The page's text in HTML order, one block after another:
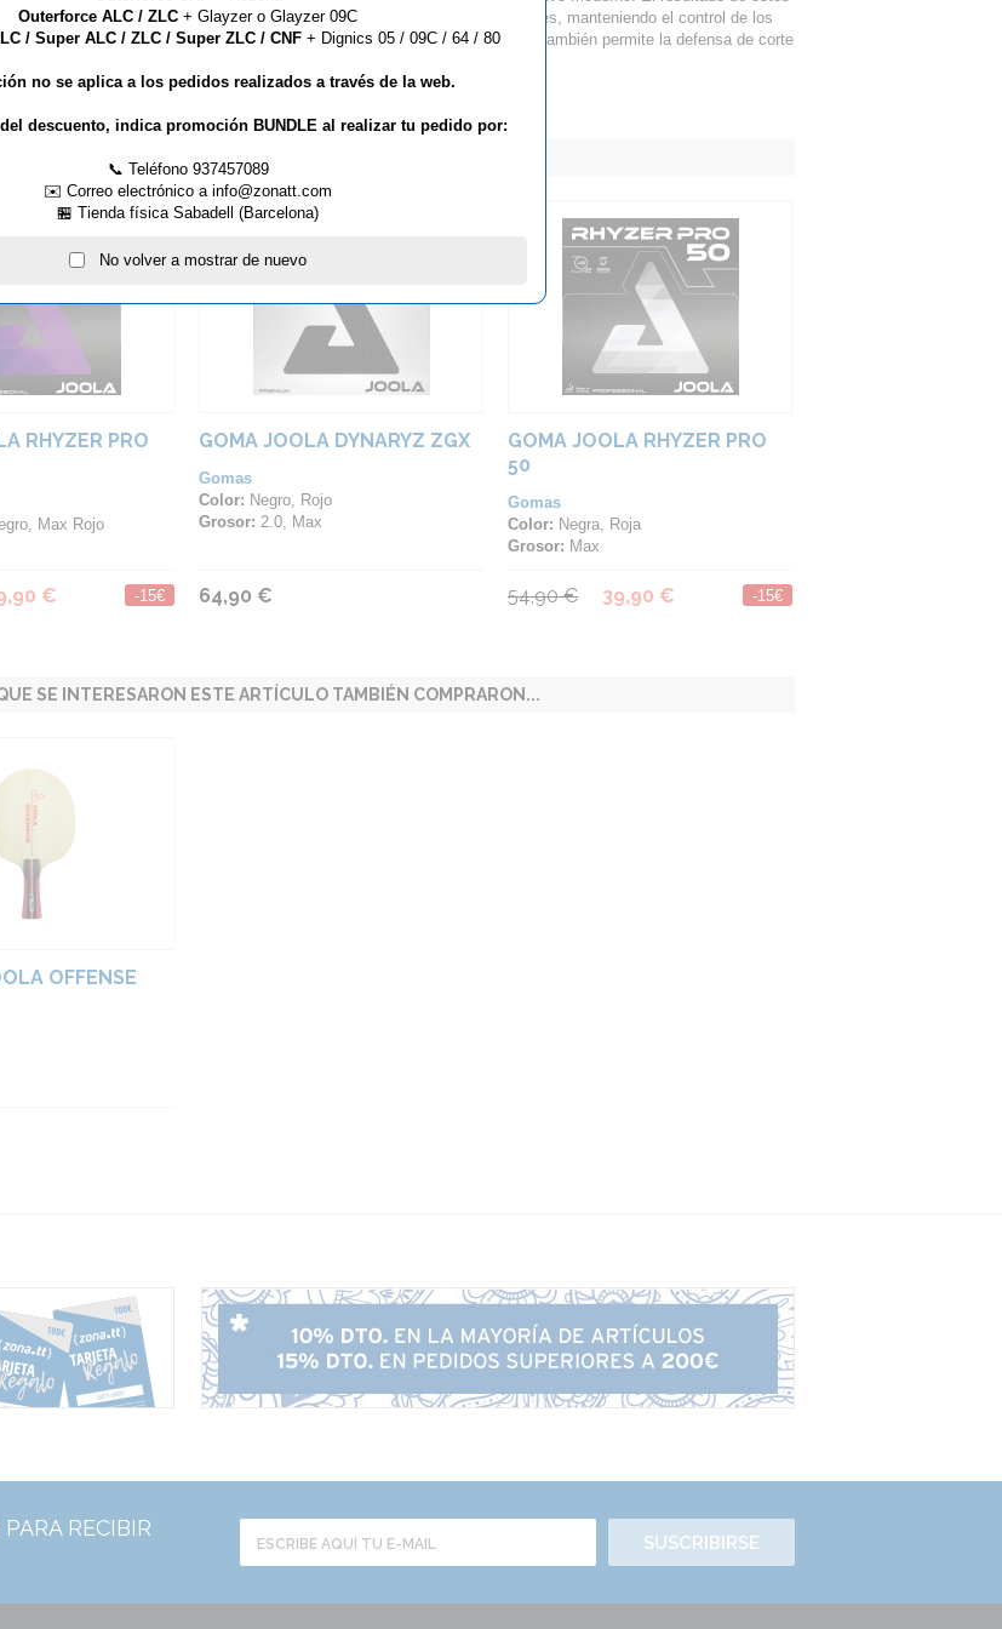
tecnología Tensor integrada ofrece enormes posibilidades para los golpes, manteniendo el control de los
trayectoria plana. La estructura micro porosa de los picos y su flexibilidad también permite la defensa de corte
RHYZER PRO
Max Rojo
€ -15€
GOMA JOOLA DYNARYZ ZGX
Gomas
Color: Negro, Rojo
Grosor: 2.0, Max
64,90 €
GOMA JOOLA RHYZER PRO
50
Gomas
Color: Negra, Roja
Grosor: Max
54,90 € 39,90 € -15€
SE INTERESARON ESTE ARTÍCULO TAMBIÉN COMPRARON...
OFFENSE
PARA RECIBIR
SUSCRIBIRSE
Outerforce ALC / ZLC + Glayzer o Glayzer 09C
/ Super ALC / ZLC / Super ZLC / CNF + Dignics 05 / 09C / 64 / 80
no se aplica a los pedidos realizados a través de la web.
descuento, indica promoción BUNDLE al realizar tu pedido por:
📞 Teléfono 937457089
✉️ Correo electrónico a info@zonatt.com
🏪 Tienda física Sabadell (Barcelona)
No volver a mostrar de nuevo